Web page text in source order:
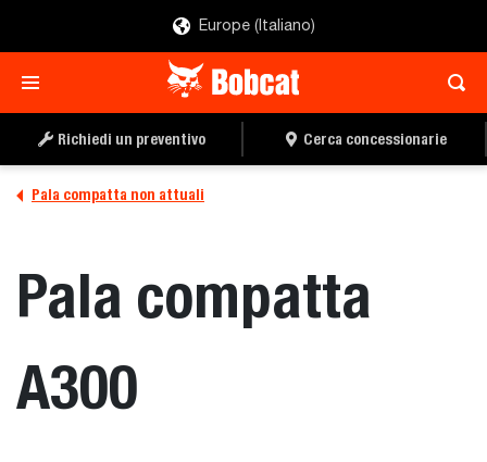
Europe (Italiano)
Richiedi un preventivo Cerca concessionarie
Pala compatta non attuali
Pala compatta
A300